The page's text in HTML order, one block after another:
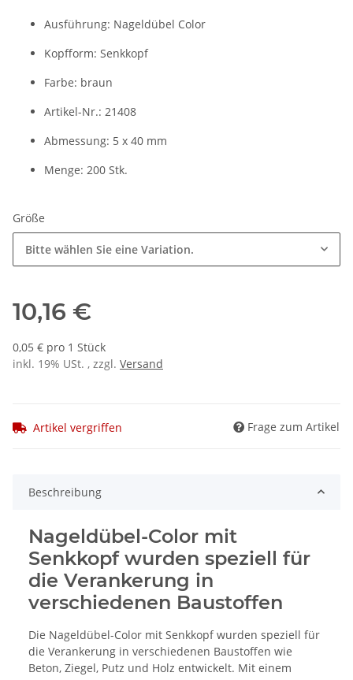
Ausführung: Nageldübel Color
Kopfform: Senkkopf
Farbe: braun
Artikel-Nr.: 21408
Abmessung: 5 x 40 mm
Menge: 200 Stk.
Größe
Bitte wählen Sie eine Variation.
10,16 €
0,05 € pro 1 Stück
inkl. 19% USt. , zzgl. Versand
Artikel vergriffen Frage zum Artikel
Beschreibung
Nageldübel-Color mit
Senkkopf wurden speziell für
die Verankerung in
verschiedenen Baustoffen
Die Nageldübel-Color mit Senkkopf wurden speziell für
die Verankerung in verschiedenen Baustoffen wie
Beton, Ziegel, Putz und Holz entwickelt. Mit einem